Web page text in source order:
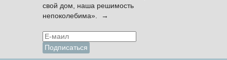
свой дом, наша решимость
непоколебима». →